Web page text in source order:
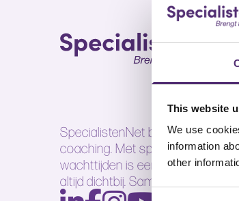
This website
We use
information
other
Consent
SpecialistenNet biedt voor elk
coaching. Met specialisten in
wachttijden is een persoonlijk
altijd dichtbij. Samen brengen wij